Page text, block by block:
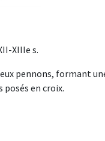
XIIIe s.
pennons, formant
posés en croix.